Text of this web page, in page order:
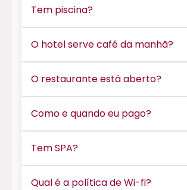
Tem piscina?
O hotel serve café da manhã?
O restaurante está aberto?
Como e quando eu pago?
Tem SPA?
Qual é a política de Wi-fi?